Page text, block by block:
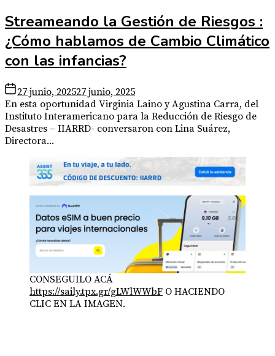
Streameando la Gestión de Riesgos :
¿Cómo hablamos de Cambio Climático
con las infancias?
27 junio, 202527 junio, 2025
En esta oportunidad Virginia Laino y Agustina Carra, del
Instituto Interamericano para la Reducción de Riesgo de
Desastres – IIARRD- conversaron con Lina Suárez,
Directora...
CONSEGUILO ACÁ
https://saily.tpx.gr/gLWlWWbF O HACIENDO
CLIC EN LA IMAGEN.